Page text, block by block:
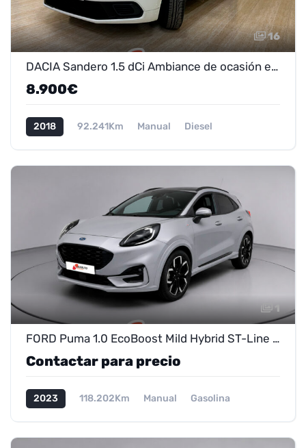
16
DACIA Sandero 1.5 dCi Ambiance de ocasión en Marmolejo - ¡Oferta 7.900€!
8.900€
2018 92.241Km Manual Diesel
1
FORD Puma 1.0 EcoBoost Mild Hybrid ST-Line X de ocasión – Próximamente en exposición
Contactar para precio
2023 118.202Km Manual Gasolina